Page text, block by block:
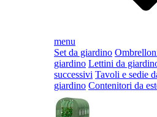
menu
Set da giardino
giardino Lettini da
successivi Tavoli e sedie
giardino Contenitori da